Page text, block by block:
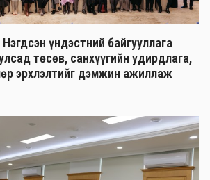
үндэстний байгууллага
төсөв, санхүүгийн удирдлага,
эрхлэлтийг дэмжин ажиллаж